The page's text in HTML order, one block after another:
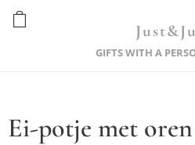
GIFTS WITH A
Ei-potje met